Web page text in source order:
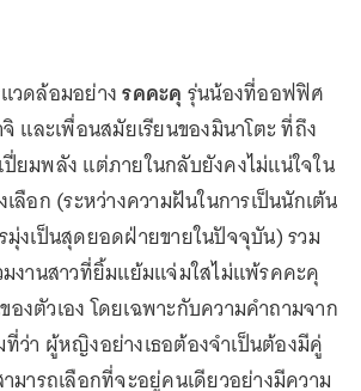
วดล้อมอย่างรคคะคุ รุ่นน้องที่ออฟฟิศ
และเพื่อนสมัยเรียนของมินาโตะ ที่ถึง
ยมพลัง แต่ภายในกลับยังคงไม่แน่ใจใน
ลือก (ระหว่างความฝันในการเป็นนักเต้น
งเป็นสุดยอดฝ่ายขายในปัจจุบัน) รวม
มงานสาวที่ยิ้มแย้มแจ่มใสไม่แพ้รคคะคุ
งตัวเอง โดยเฉพาะกับความคำถามจาก
ว่า ผู้หญิงอย่างเธอต้องจำเป็นต้องมีคู่
มารถเลือกที่จะอยู่คนเดียวอย่างมีความ